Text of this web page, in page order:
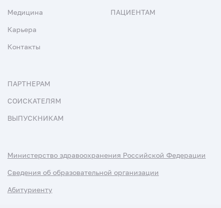
Медицина
Карьера
Контакты
ПАЦИЕНТАМ
ПАРТНЕРАМ
СОИСКАТЕЛЯМ
ВЫПУСКНИКАМ
Министерство здравоохранения Российской Федерации
Сведения об образовательной организации
Абитуриенту